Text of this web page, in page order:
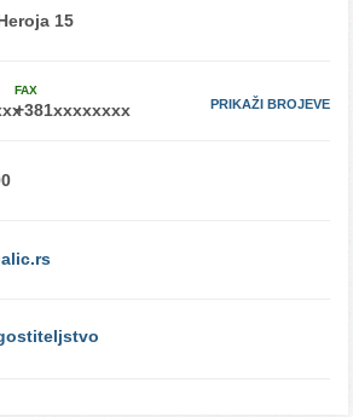
15
FAX
PRIKAŽI BROJEVE